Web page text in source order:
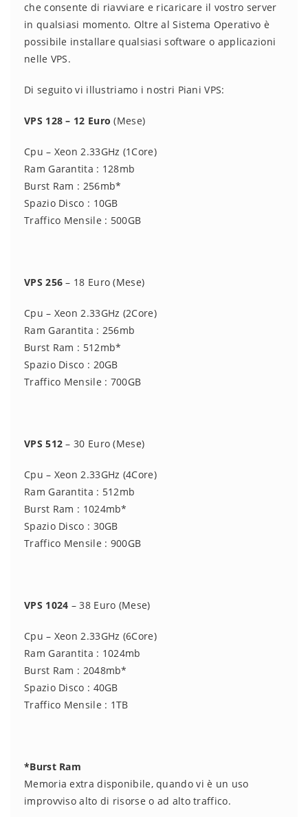
che consente di riavviare e ricaricare il vostro server
in qualsiasi momento. Oltre al Sistema Operativo è
possibile installare qualsiasi software o applicazioni
nelle VPS.
Di seguito vi illustriamo i nostri Piani VPS:
VPS 128 – 12 Euro (Mese)
Cpu – Xeon 2.33GHz (1Core)
Ram Garantita : 128mb
Burst Ram : 256mb*
Spazio Disco : 10GB
Traffico Mensile : 500GB
VPS 256 – 18 Euro (Mese)
Cpu – Xeon 2.33GHz (2Core)
Ram Garantita : 256mb
Burst Ram : 512mb*
Spazio Disco : 20GB
Traffico Mensile : 700GB
VPS 512 – 30 Euro (Mese)
Cpu – Xeon 2.33GHz (4Core)
Ram Garantita : 512mb
Burst Ram : 1024mb*
Spazio Disco : 30GB
Traffico Mensile : 900GB
VPS 1024 – 38 Euro (Mese)
Cpu – Xeon 2.33GHz (6Core)
Ram Garantita : 1024mb
Burst Ram : 2048mb*
Spazio Disco : 40GB
Traffico Mensile : 1TB
*Burst Ram
Memoria extra disponibile, quando vi è un uso
improvviso alto di risorse o ad alto traffico.